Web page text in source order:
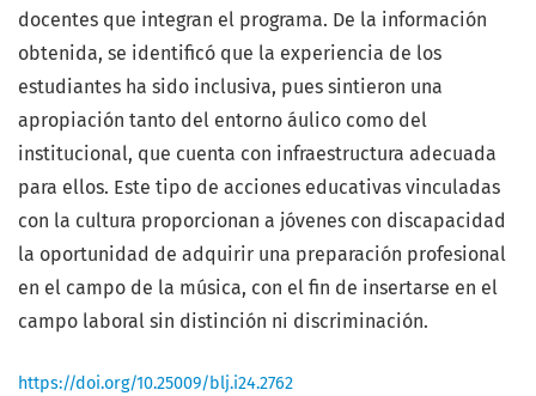
docentes que integran el programa. De la información
obtenida, se identificó que la experiencia de los
estudiantes ha sido inclusiva, pues sintieron una
apropiación tanto del entorno áulico como del
institucional, que cuenta con infraestructura adecuada
para ellos. Este tipo de acciones educativas vinculadas
con la cultura proporcionan a jóvenes con discapacidad
la oportunidad de adquirir una preparación profesional
en el campo de la música, con el fin de insertarse en el
campo laboral sin distinción ni discriminación.
https://doi.org/10.25009/blj.i24.2762